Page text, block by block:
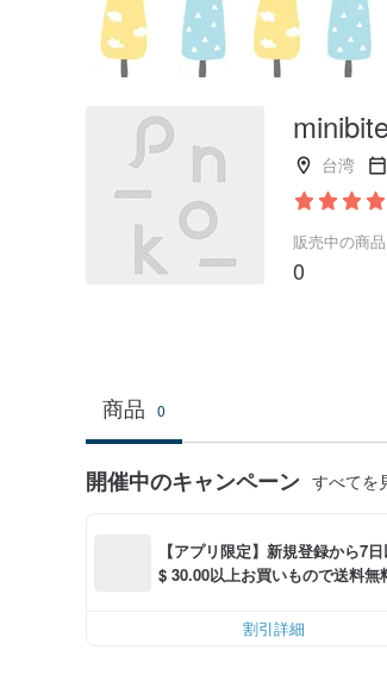
台湾
販売中の商品
0
商品 0
開催中のキャンペーン すべてを
【アプリ限定】新規登録から7
$ 30.00以上お買いもので送料無
割引詳細